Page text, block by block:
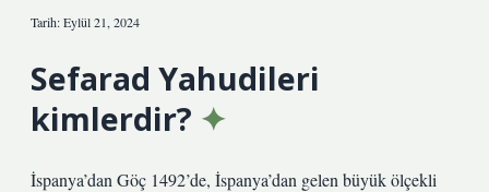
Tarih: Eylül 21, 2024
Sefarad Yahudileri
kimlerdir?
İspanya’dan Göç 1492’de, İspanya’dan gelen büyük ölçekli